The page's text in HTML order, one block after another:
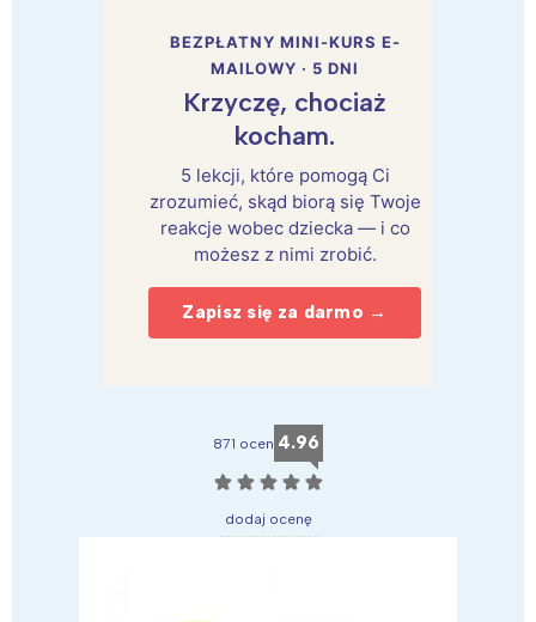
BEZPŁATNY MINI-KURS E-
MAILOWY · 5 DNI
Krzyczę, chociaż
kocham.
5 lekcji, które pomogą Ci
zrozumieć, skąd biorą się Twoje
reakcje wobec dziecka — i co
możesz z nimi zrobić.
Zapisz się za darmo →
871 ocen 4.96
☆ ☆ ☆ ☆ ☆
dodaj ocenę